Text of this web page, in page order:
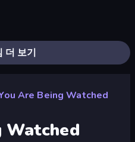
더 보기
Are Being Watched
Watched